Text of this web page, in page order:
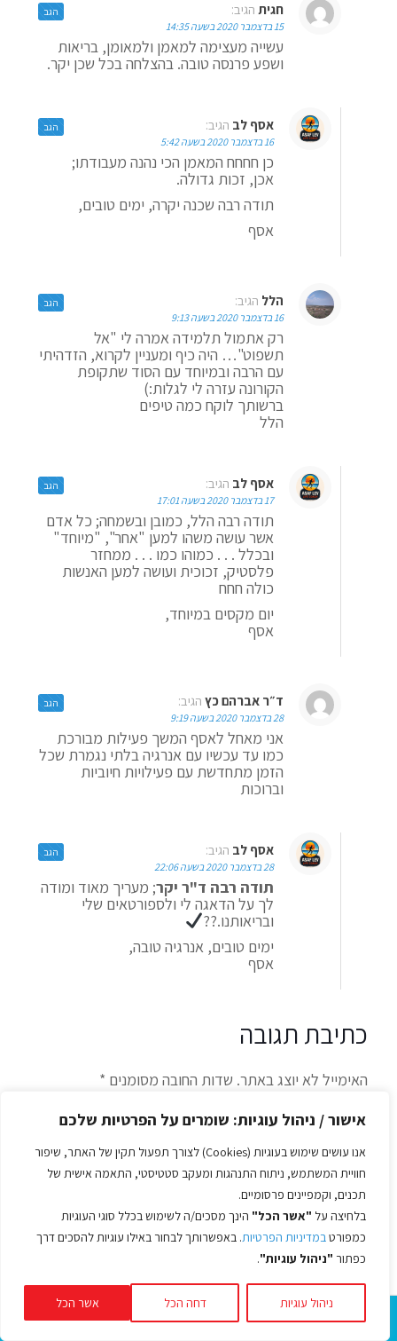
אישור / ניהול עוגיות: שומרים על הפרטיות שלכם
אנו עושים שימוש בעוגיות (Cookies) לצורך תפעול תקין של האתר, שיפור
חוויית המשתמש, ניתוח התנהגות ומעקב סטטיסטי, התאמה אישית של
תכנים, וקמפיינים פרסומיים.
בלחיצה על "אשר הכל" הינך מסכים/ה לשימוש בכלל סוגי העוגיות
כמפורטבמדיניות הפרטיות. באפשרותך לבחור באילו עוגיות להסכים דרך
כפתור "ניהול עוגיות".
ניהול עוגיות דחה הכל אשר הכל
חגית הגיב:
15 בדצמבר 2020 בשעה 14:35
עשייה מעצימה למאמן ולמאומן, בריאות
ושפע פרנסה טובה. בהצלחה בכל שכן יקר.
הגב
אסף לב הגיב:
16 בדצמבר 2020 בשעה 5:42
כן חחחח המאמן הכי נהנה מעבודתו;
אכן, זכות גדולה.
תודה רבה שכנה יקרה, ימים טובים,
אסף
הגב
הלל הגיב:
16 בדצמבר 2020 בשעה 9:13
רק אתמול תלמידה אמרה לי "אל
תשפוט"… היה כיף ומעניין לקרוא, הזדהיתי
עם הרבה ובמיוחד עם הסוד שתקופת
הקורונה עזרה לי לגלות:)
ברשותך לוקח כמה טיפים
הלל
הגב
אסף לב הגיב:
17 בדצמבר 2020 בשעה 17:01
תודה רבה הלל, כמובן ובשמחה; כל אדם
אשר עושה משהו למען "אחר", "מיוחד"
ובכלל . . . כמוהו כמו . . . ממחזר
פלסטיק, זכוכית ועושה למען האנשות
כולה חחח
יום מקסים במיוחד,
אסף
הגב
ד״ר אברהם כץ הגיב:
28 בדצמבר 2020 בשעה 9:19
אני מאחל לאסף המשך פעילות מבורכת
כמו עד עכשיו עם אנרגיה בלתי נגמרת שכל
הזמן מתחדשת עם פעילויות חיוביות
וברוכות
הגב
אסף לב הגיב:
28 בדצמבר 2020 בשעה 22:06
תודה רבה ד"ר יקר; מעריך מאוד ומודה
לך על הדאגה לי ולספורטאים שלי
ובריאותנו.??
ימים טובים, אנרגיה טובה,
אסף
הגב
כתיבת תגובה
האימייל לא יוצג באתר. שדות החובה מסומנים *
התגובה שלך